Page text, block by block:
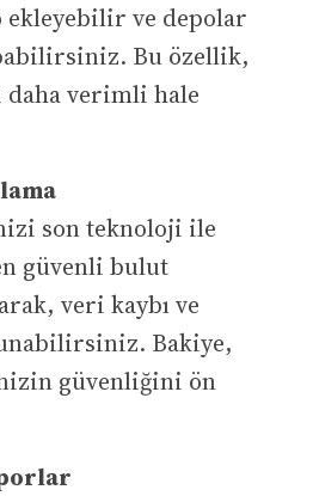
ve depolar
Bu özellik,
verimli hale
son teknoloji ile
güvenli bulut
veri kaybı ve
Bakiye,
güvenliğini ön